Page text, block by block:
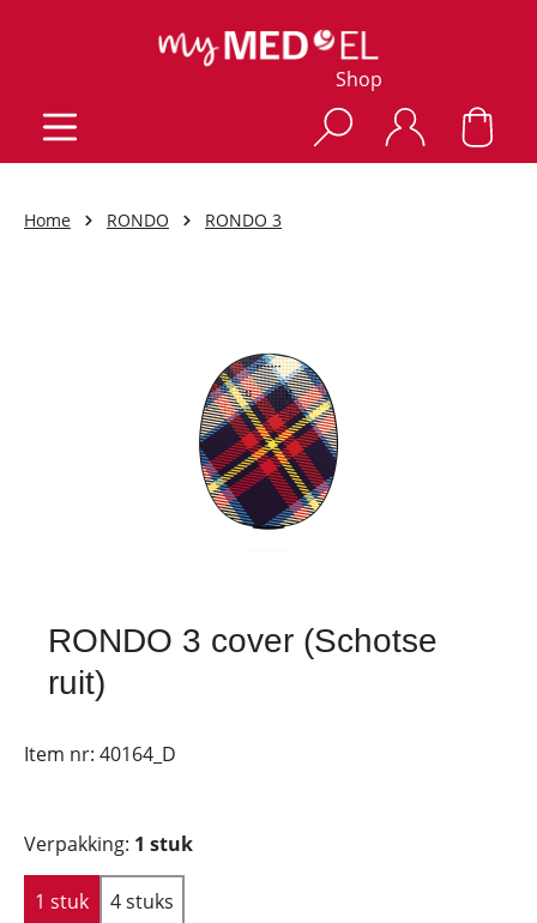
Shop
Home RONDO RONDO 3
RONDO 3 cover (Schotse
ruit)
Item nr: 40164_D
Verpakking: 1 stuk
1 stuk 4 stuks